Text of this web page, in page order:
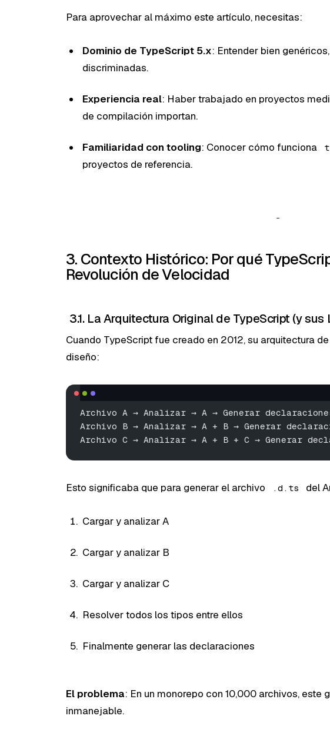
Para aprovechar al máximo este artículo, necesitas:
Dominio de TypeScript 5.x: Entender bien
discriminadas.
Experiencia real: Haber trabajado en proyectos
de compilación importan.
Familiaridad con tooling: Conocer cómo funciona
proyectos de referencia.
3. Contexto Histórico: Por qué
Revolución de Velocidad
3.1. La Arquitectura Original de TypeScript (y sus
Cuando TypeScript fue creado en 2012, su arquitectura
diseño:
Archivo A → Analizar → A → Generar
Archivo B → Analizar → A + B → Generar
Archivo C → Analizar → A + B + C → Generar
Esto significaba que para generar el archivo .d.ts del
Cargar y analizar A
Cargar y analizar B
Cargar y analizar C
Resolver todos los tipos entre ellos
Finalmente generar las declaraciones
El problema: En un monorepo con 10,000 archivos, este
inmanejable.